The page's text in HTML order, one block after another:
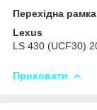
Перехідна
Lexus
LS 430 (UCF30)
Приховати